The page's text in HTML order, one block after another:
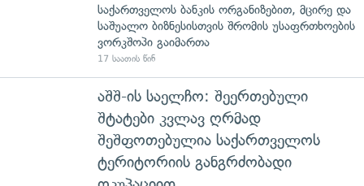
საქართველოს ბანკის ორგანიზებით, მცირე და
საშუალო ბიზნესისთვის შრომის უსაფრთხოების
ვორკშოპი გაიმართა
17 საათის წინ
აშშ-ის საელჩო: შეერთებული
შტატები კვლავ ღრმად
შეშფოთებულია საქართველოს
ტერიტორიის განგრძობადი